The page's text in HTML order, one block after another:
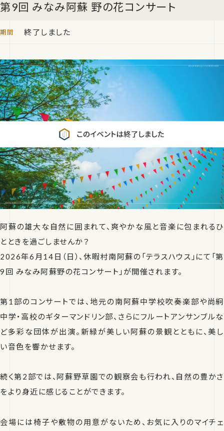
第9回 みなみ阿蘇 野の花コンサート
終了しました
阿蘇の雄大な自然に囲まれて、爽やかな風と音楽に包まれるひ
とときを過ごしませんか？
2026年6月14日（日）、休暇村南阿蘇の「テラスハウス」にて「第
9回 みなみ阿蘇野の花コンサート」が開催されます。
第1部のコンサートでは、地元の南阿蘇中学校吹奏楽部や尚絅
中学・高校のギターマンドリン部、さらにフルートアンサンブルな
ど多彩な団体が出演。新緑が美しい阿蘇の景観とともに、美し
い音色を響かせます。
続く第2部では、阿蘇野草園での観察会も行われ、自然の豊かさ
をより身近に感じることができます。
会場には椅子や敷物の用意がないため、お気に入りのマイチェ